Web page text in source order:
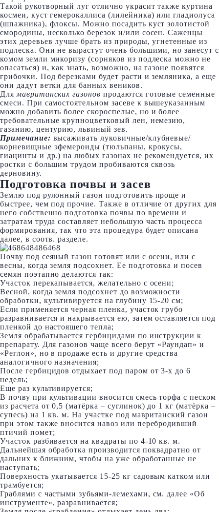
Такой рукотворный луг отлично украсит также куртина
космеи, куст гемерокаллиса (лилейника) или гладиолуса
(шпажника), флоксы. Можно посадить куст золотистой
смородины, несколько березок и/или сосен. Саженцы
этих деревьев лучше брать из природы, угнетенные из
подлеска. Они не вырастут очень большими, но занесут с
комом земли микоризу (сорняков из подлеска можно не
опасаться) и, как знать, возможно, на газоне появятся
грибочки. Под березками будет расти и земляника, а еще
они дадут ветки для банных веников.
Для мавританских газонов продаются готовые семенные
смеси. При самостоятельном засеве к вышеуказанным
можно добавить более скороспелые, но и более
требовательные крупноцветковый лен, немезию,
газанию, центурию, львиный зев.
Примечание: высаживать луковичные/клубневые/
корневищные эфемероиды (тюльпаны, крокусы,
гиацинты и др.) на любых газонах не рекомендуется, их
ростки с большим трудом пробиваются сквозь
дерновину.
Подготовка почвы и засев
Землю под рулонный газон подготовить проще и
быстрее, чем под прочие. Также в отличие от других для
него собственно подготовка почвы по времени и
затратам труда составляет небольшую часть процесса
формирования, так что эта процедура будет описана
далее, в соотв. разделе.
Почву под сеяный газон готовят или с осени, или с
весны, когда земля подсохнет. Ее подготовка и посев
семян поэтапно делаются так:
Участок перекапывается, желательно с осени;
Весной, когда земля подсохнет до возможности
обработки, культивируется на глубину 15-20 см;
Если применяется черная пленка, участок грубо
разравнивается и накрывается ею, затем оставляется под
пленкой до настоящего тепла;
Земля обрабатывается гербицидами по инструкции к
препарату. Для газонов чаще всего берут «Раундап» и
«Реглон», но в продаже есть и другие средства
аналогичного назначения;
После гербицидов отдыхает под паром от 3-х до 6
недель;
Еще раз культивируется;
В почву при культивации вносится смесь торфа с песком
из расчета от 0,5 (матёрка – суглинок) до 1 кг (матёрка –
супесь) на 1 кв. м. На участке под мавританский газон
при этом также вносится навоз или перебродивший
птичий помет;
Участок разбивается на квадраты по 4-10 кв. м.
Дальнейшая обработка производится поквадратно от
дальних к ближним, чтобы на уже обработанные не
наступать;
Поверхность укатывается 15-25 кг садовым катком или
трамбуется;
Граблями с частыми зубьями-лемехами, см. далее «Об
инструменте», разравнивается;